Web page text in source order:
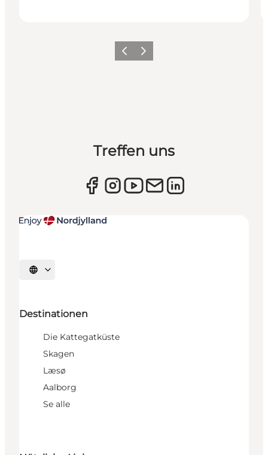
ZurückWeiter
Treffen uns
Sprache auswählen
Destinationen
Die Kattegatküste
Skagen
Læsø
Aalborg
Se alle